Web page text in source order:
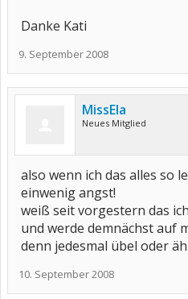
Danke Kati
9. September 2008
MissEla
Neues Mitglied
also wenn ich das alles so
einwenig angst!
weiß seit vorgestern das
und werde demnächst auf
denn jedesmal übel oder
10. September 2008